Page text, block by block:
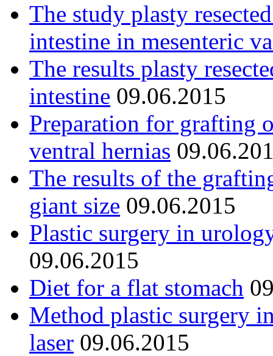
The study plasty
intestine in mesenteric
The results plasty
intestine 09.06.2015
Preparation for grafting
ventral hernias
The results of the
giant size 09.06.2015
Plastic surgery in
09.06.2015
Diet for a flat stomach
Method plastic surgery
laser 09.06.2015